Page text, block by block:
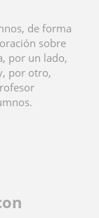
de forma
sobre
por un lado,
por otro,